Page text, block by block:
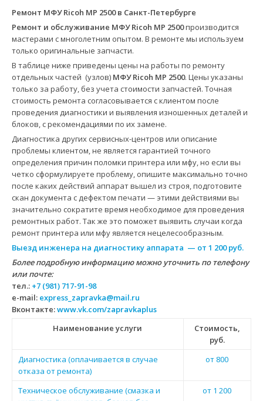
Ремонт МФУ Ricoh MP 2500 в Санкт-Петербурге
Ремонт и обслуживание МФУ Ricoh MP 2500производится
мастерами с многолетним опытом. В ремонте мы используем
только оригинальные запчасти.
В таблице ниже приведены цены на работы по ремонту
отдельных частей (узлов) МФУ Ricoh MP 2500. Цены указаны
только за работу, без учета стоимости запчастей. Точная
стоимость ремонта согласовывается с клиентом после
проведения диагностики и выявления изношенных деталей и
блоков, с рекомендациями по их замене.
Диагностика других сервисных-центров или описание
проблемы клиентом, не является гарантией точного
определения причин поломки принтера или мфу, но если вы
четко сформулируете проблему, опишите максимально точно
после каких действий аппарат вышел из строя, подготовите
скан документа с дефектом печати — этими действиями вы
значительно сократите время необходимое для проведения
ремонтных работ. Так же это поможет выявить случаи когда
ремонт принтера или мфу является нецелесообразным.
Выезд инженера на диагностику аппарата — от 1 200 руб.
Более подробную информацию можно уточнить по телефону
или почте:
тел.: +7 (981) 717-91-98
e-mail: express_zapravka@mail.ru
Вконтакте:www.vk.com/zapravkaplus
Наименование услуги
Стоимость,
руб.
Диагностика (оплачивается в случае
отказа от ремонта)
от 800
Техническое обслуживание (смазка и
от 1 200